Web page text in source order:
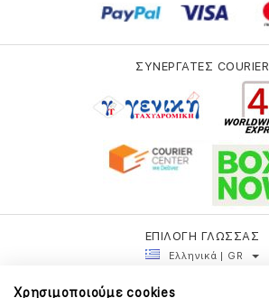
ΣΥΝΕΡΓΑΤΕΣ COURIER
ΕΠΙΛΟΓΗ ΓΛΩΣΣΑΣ
Ελληνικά | GR
Χρησιμοποιούμε cookies